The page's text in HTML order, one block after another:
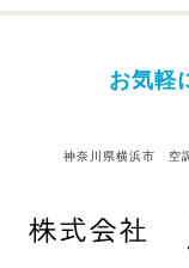
お気軽
神奈川県横浜市 空